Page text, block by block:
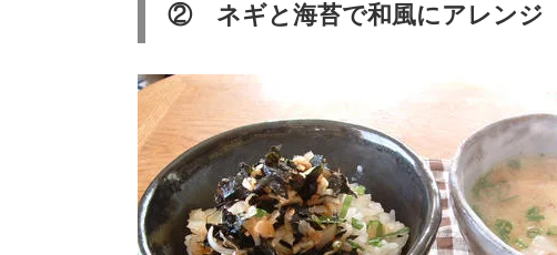
② ネギと海苔で和風にアレンジ